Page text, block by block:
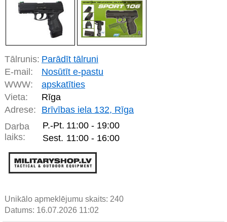
Tālrunis: Parādīt tālruni
E-mail:
Nosūtīt e-pastu
WWW:
apskatīties
Vieta:
Rīga
Adrese:
Brīvības iela 132, Rīga
Darba
laiks:
P.-Pt. 11:00 - 19:00
Sest. 11:00 - 16:00
Unikālo apmeklējumu skaits: 240
Datums: 16.07.2026 11:02